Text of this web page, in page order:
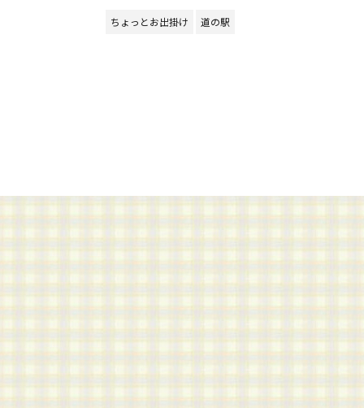
ちょっとお出掛け 道の駅